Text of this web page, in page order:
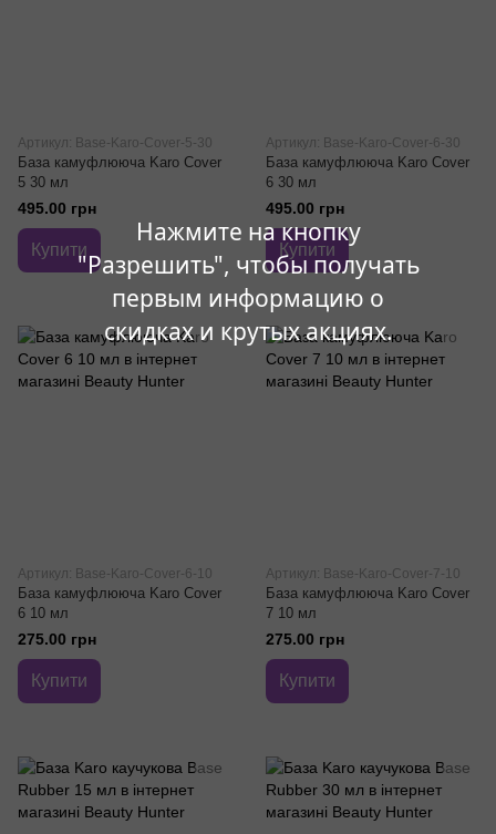
Нажмите на кнопку
"Разрешить", чтобы получать
первым информацию о
скидках и крутых акциях.
Артикул: Base-Karo-Cover-5-30
База камуфлююча Karo Cover
5 30 мл
495.00 грн
Купити
Артикул: Base-Karo-Cover-6-30
База камуфлююча Karo Cover
6 30 мл
495.00 грн
Купити
Артикул: Base-Karo-Cover-6-10
База камуфлююча Karo Cover
6 10 мл
275.00 грн
Купити
Артикул: Base-Karo-Cover-7-10
База камуфлююча Karo Cover
7 10 мл
275.00 грн
Купити